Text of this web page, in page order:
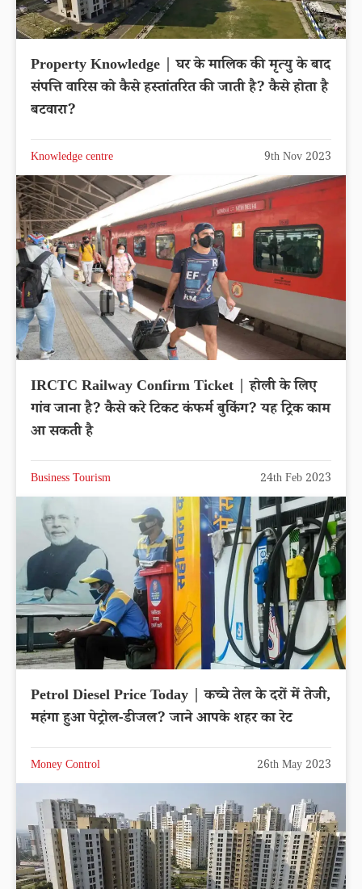
Property Knowledge | घर के मालिक की मृत्यु के बाद
संपत्ति वारिस को कैसे हस्तांतरित की जाती है? कैसे होता है
बटवारा?
Knowledge centre 9th Nov 2023
IRCTC Railway Confirm Ticket | होली के लिए
गांव जाना है? कैसे करे टिकट कंफर्म बुकिंग? यह ट्रिक काम
आ सकती है
Business Tourism 24th Feb 2023
Petrol Diesel Price Today | कच्चे तेल के दरों में तेजी,
महंगा हुआ पेट्रोल-डीजल? जाने आपके शहर का रेट
Money Control 26th May 2023